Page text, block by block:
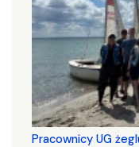
Pracownicy UG